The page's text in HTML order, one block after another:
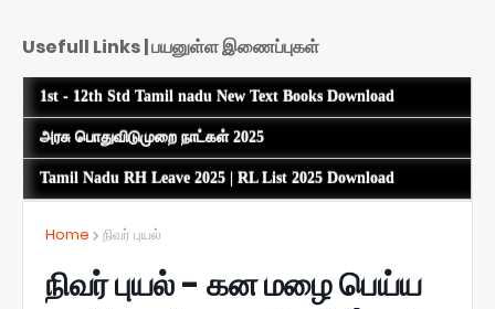
Usefull Links | பயனுள்ள இணைப்புகள்
1st - 12th Std Tamil nadu New Text Books Download
அரசு பொதுவிடுமுறை நாட்கள் 2025
Tamil Nadu RH Leave 2025 | RL List 2025 Download
Home நிவர் புயல்
நிவர் புயல் - கன மழை பெய்ய